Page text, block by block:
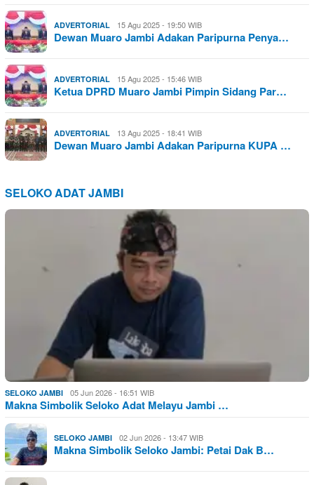
ADVERTORIAL 15 Agu 2025 - 19:50 WIB
Dewan Muaro Jambi Adakan Paripurna Penya…
ADVERTORIAL 15 Agu 2025 - 15:46 WIB
Ketua DPRD Muaro Jambi Pimpin Sidang Par…
ADVERTORIAL 13 Agu 2025 - 18:41 WIB
Dewan Muaro Jambi Adakan Paripurna KUPA …
SELOKO ADAT JAMBI
SELOKO JAMBI 05 Jun 2026 - 16:51 WIB
Makna Simbolik Seloko Adat Melayu Jambi …
SELOKO JAMBI 02 Jun 2026 - 13:47 WIB
Makna Simbolik Seloko Jambi: Petai Dak B…